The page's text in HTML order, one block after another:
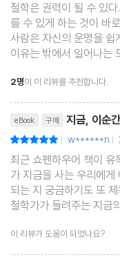
철학은 권력이 될 수 있
를 수 있게 하는 것이 바
사람은 자신의 운명을 쉽
이유는 밖에서 일어나는
때문이다. 운명은 변할
다. 인간의 내면적 성향과
2명이 이 리뷰를 추천합니다.
eBook 구매 지금, 이순
| w******n |
최근 쇼펜하우어 책이 유
가 지금을 사는 우리에
되는 지 궁금하기도 또
철학가가 들려주는 지금
이 리뷰가 도움이 되었나요?